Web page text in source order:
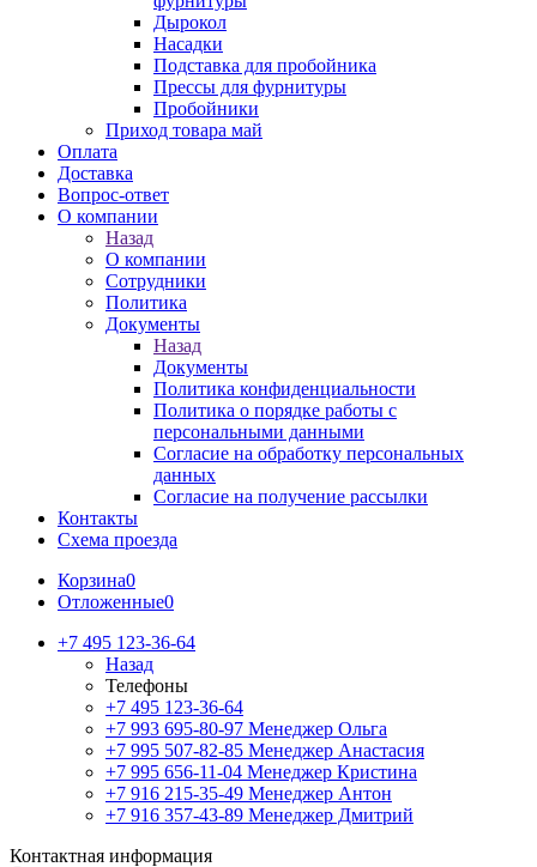
Дырокол
Насадки
Подставка для пробойника
Прессы для фурнитуры
Пробойники
Приход товара май
Оплата
Доставка
Вопрос-ответ
О компании
Назад
О компании
Сотрудники
Политика
Документы
Назад
Документы
Политика конфиденциальности
Политика о порядке работы с
персональными данными
Согласие на обработку персональных
данных
Согласие на получение рассылки
Контакты
Схема проезда
Корзина0
Отложенные0
+7 495 123-36-64
Назад
Телефоны
+7 495 123-36-64
+7 993 695-80-97 Менеджер Ольга
+7 995 507-82-85 Менеджер Анастасия
+7 995 656-11-04 Менеджер Кристина
+7 916 215-35-49 Менеджер Антон
+7 916 357-43-89 Менеджер Дмитрий
Контактная информация